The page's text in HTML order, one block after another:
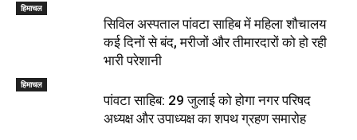
हिमाचल
सिविल अस्पताल पांवटा साहिब में महिला शौचालय
कई दिनों से बंद, मरीजों और तीमारदारों को हो रही
भारी परेशानी
हिमाचल
पांवटा साहिब: 29 जुलाई को होगा नगर परिषद
अध्यक्ष और उपाध्यक्ष का शपथ ग्रहण समारोह